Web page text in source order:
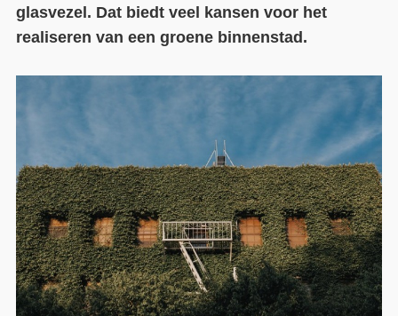
glasvezel. Dat biedt veel kansen voor het
realiseren van een groene binnenstad.
Weerbaar Dommelland